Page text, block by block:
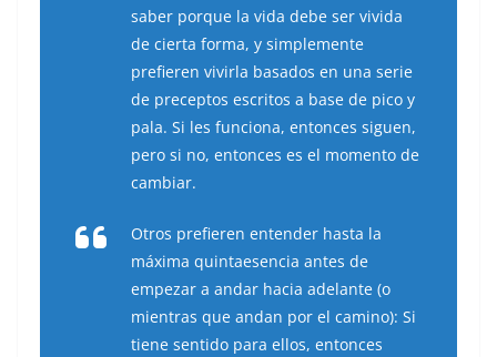
saber porque la vida debe ser vivida
de cierta forma, y simplemente
prefieren vivirla basados en una serie
de preceptos escritos a base de pico y
pala. Si les funciona, entonces siguen,
pero si no, entonces es el momento de
cambiar.
Otros prefieren entender hasta la
máxima quintaesencia antes de
empezar a andar hacia adelante (o
mientras que andan por el camino): Si
tiene sentido para ellos, entonces